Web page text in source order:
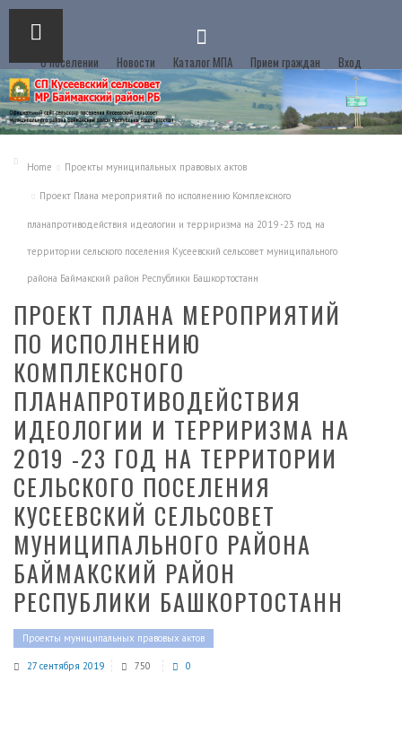
О поселении Новости Каталог МПА Прием граждан Вход
Home Проекты муниципальных правовых актов
Проект Плана мероприятий по исполнению Комплексного
планапротиводействия идеологии и терриризма на 2019 -23 год на
территории сельского поселения Кусеевский сельсовет муниципального
района Баймакский район Республики Башкортостанн
ПРОЕКТ ПЛАНА МЕРОПРИЯТИЙ
ПО ИСПОЛНЕНИЮ
КОМПЛЕКСНОГО
ПЛАНАПРОТИВОДЕЙСТВИЯ
ИДЕОЛОГИИ И ТЕРРИРИЗМА НА
2019 -23 ГОД НА ТЕРРИТОРИИ
СЕЛЬСКОГО ПОСЕЛЕНИЯ
КУСЕЕВСКИЙ СЕЛЬСОВЕТ
МУНИЦИПАЛЬНОГО РАЙОНА
БАЙМАКСКИЙ РАЙОН
РЕСПУБЛИКИ БАШКОРТОСТАНН
Проекты муниципальных правовых актов
27 сентября 2019 750 0